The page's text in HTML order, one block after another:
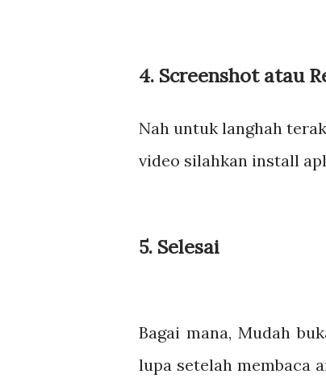
4. Screenshot atau
Nah untuk langhah
video silahkan install
5. Selesai
Bagai mana, Mudah
lupa setelah membaca